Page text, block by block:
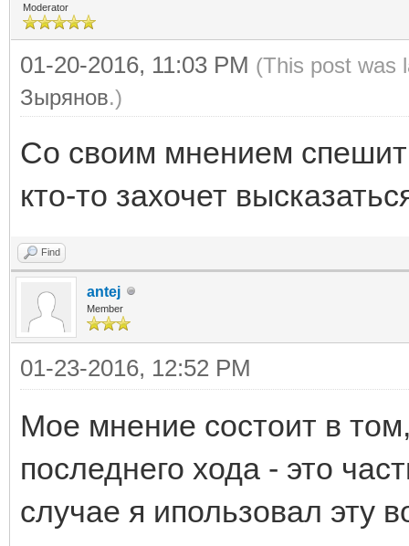
Moderator
01-20-2016, 11:03 PM (This post was
Зырянов.)
Со своим мнением
кто-то захочет
Find
antej
Member
01-23-2016, 12:52 PM
Мое мнение состоит в
последнего хода - это
случае я ипользовал эту